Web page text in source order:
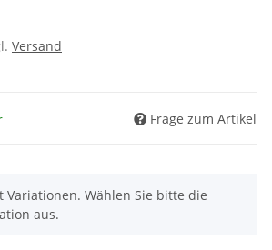
Versand
Frage zum Artikel
Variationen. Wählen Sie bitte die
aus.